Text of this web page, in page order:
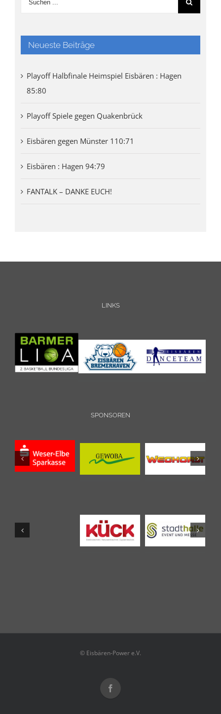
Neueste Beiträge
Playoff Halbfinale Heimspiel Eisbären : Hagen
85:80
Playoff Spiele gegen Quakenbrück
Eisbären gegen Münster 110:71
Eisbären : Hagen 94:79
FANTALK – DANKE EUCH!
LINKS
SPONSOREN
© Eisbären-Power e.V.